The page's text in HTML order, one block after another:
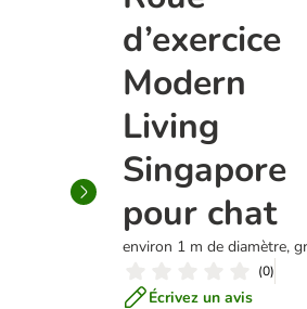
d’exercice
Modern
Living
Singapore
pour chat
environ 1 m de diamètre,
(0)
Écrivez un avis